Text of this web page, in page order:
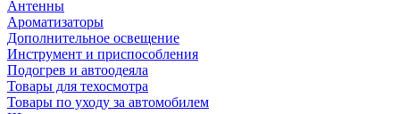
Антенны
Ароматизаторы
Дополнительное освещение
Инструмент и приспособления
Подогрев и автоодеяла
Товары для техосмотра
Товары по уходу за автомобилем